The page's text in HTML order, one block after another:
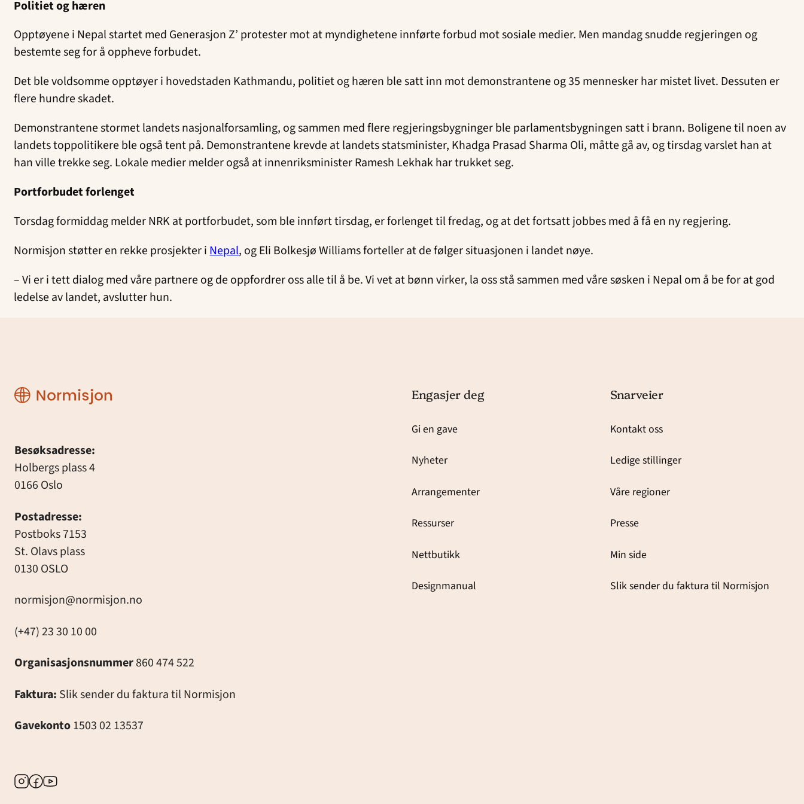
Politiet og hæren
Opptøyene i Nepal startet med Generasjon Z’ protester mot at myndighetene innførte forbud mot sosiale medier. Men mandag snudde regjeringen og
bestemte seg for å oppheve forbudet.
Det ble voldsomme opptøyer i hovedstaden Kathmandu, politiet og hæren ble satt inn mot demonstrantene og 35 mennesker har mistet livet. Dessuten er
flere hundre skadet.
Demonstrantene stormet landets nasjonalforsamling, og sammen med flere regjeringsbygninger ble parlamentsbygningen satt i brann. Boligene til noen av
landets toppolitikere ble også tent på. Demonstrantene krevde at landets statsminister, Khadga Prasad Sharma Oli, måtte gå av, og tirsdag varslet han at
han ville trekke seg. Lokale medier melder også at innenriksminister Ramesh Lekhak har trukket seg.
Portforbudet forlenget
Torsdag formiddag melder NRK at portforbudet, som ble innført tirsdag, er forlenget til fredag, og at det fortsatt jobbes med å få en ny regjering.
Normisjon støtter en rekke prosjekter iNepal, og Eli Bolkesjø Williams forteller at de følger situasjonen i landet nøye.
– Vi er i tett dialog med våre partnere og de oppfordrer oss alle til å be. Vi vet at bønn virker, la oss stå sammen med våre søsken i Nepal om å be for at god
ledelse av landet, avslutter hun.
Normisjon
Besøksadresse:
Holbergs plass 4
0166 Oslo
Postadresse:
Postboks 7153
St. Olavs plass
0130 OSLO
normisjon@normisjon.no
(+47) 23 30 10 00
Organisasjonsnummer860 474 522
Faktura: Slik sender du faktura til Normisjon
Gavekonto1503 02 13537
Instagram
Facebook
Youtube
Engasjer deg
Gi en gave
Nyheter
Arrangementer
Ressurser
Nettbutikk
Designmanual
Snarveier
Kontakt oss
Ledige stillinger
Våre regioner
Presse
Min side
Slik sender du faktura til Normisjon